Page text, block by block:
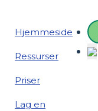
Hjemmeside
Ressurser
Priser
Lag en